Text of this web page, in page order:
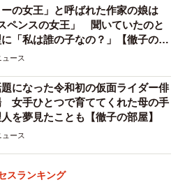
ーの女王」と呼ばれた作家の娘は
ペンスの女王」 聞いていたのと
「私は誰の子なの？」【徹子の部
ュース
になった令和初の仮面ライダー俳
女手ひとつで育ててくれた母の手
を夢見たことも【徹子の部屋】
ュース
スランキング